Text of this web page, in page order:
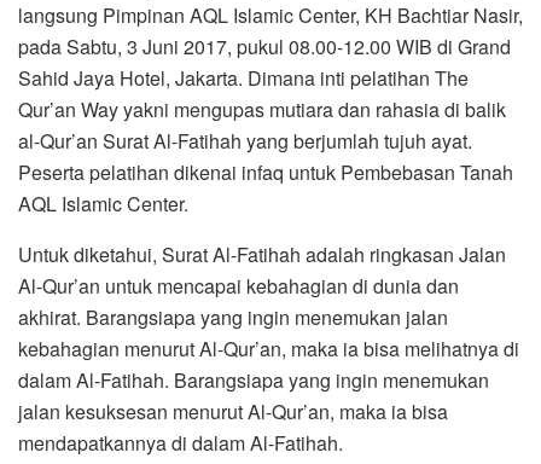
langsung Pimpinan AQL Islamic Center, KH Bachtiar Nasir,
pada Sabtu, 3 Juni 2017, pukul 08.00-12.00 WIB di Grand
Sahid Jaya Hotel, Jakarta. Dimana inti pelatihan The
Qur’an Way yakni mengupas mutiara dan rahasia di balik
al-Qur’an Surat Al-Fatihah yang berjumlah tujuh ayat.
Peserta pelatihan dikenai infaq untuk Pembebasan Tanah
AQL Islamic Center.
Untuk diketahui, Surat Al-Fatihah adalah ringkasan Jalan
Al-Qur’an untuk mencapai kebahagian di dunia dan
akhirat. Barangsiapa yang ingin menemukan jalan
kebahagian menurut Al-Qur’an, maka ia bisa melihatnya di
dalam Al-Fatihah. Barangsiapa yang ingin menemukan
jalan kesuksesan menurut Al-Qur’an, maka ia bisa
mendapatkannya di dalam Al-Fatihah.